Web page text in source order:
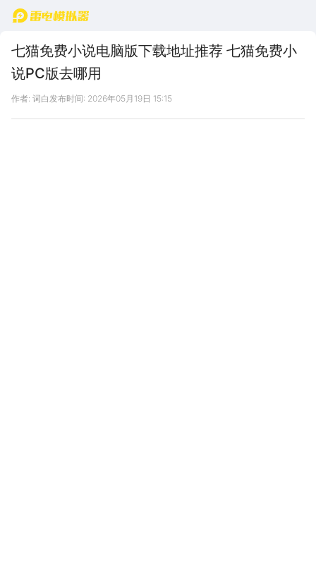
首页
七猫免费小说电脑版下载地址推荐 七猫免费小
说PC版去哪用
作者: 词白发布时间: 2026年05月19日 15:15